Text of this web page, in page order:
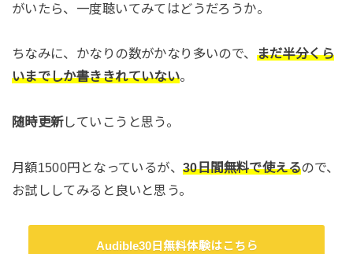
がいたら、一度聴いてみてはどうだろうか。
ちなみに、かなりの数がかなり多いので、 まだ半分くら
いまでしか書ききれていない。
随時更新していこうと思う。
月額1500円となっているが、30日間無料で使えるので、
お試ししてみると良いと思う。
Audible30日無料体験はこちら